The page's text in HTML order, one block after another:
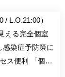
/ L.O.21:00）
える完全個室
染症予防策に
ス便利 「個室